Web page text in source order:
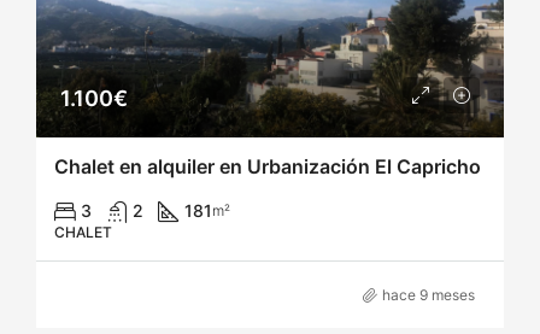
1.100€
Chalet en alquiler en Urbanización El Capricho
3 2 181 m²
CHALET
hace 9 meses